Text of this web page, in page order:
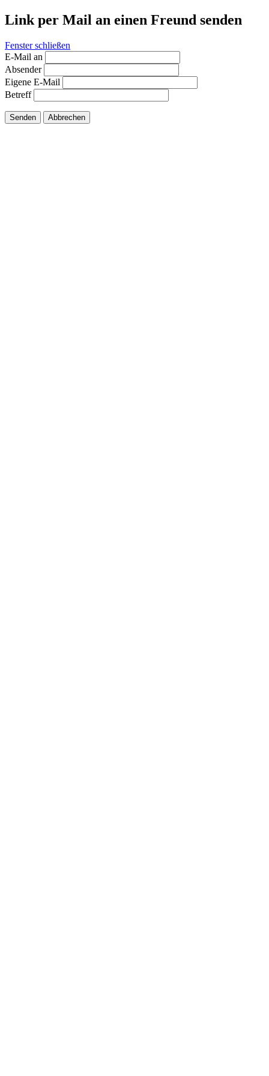
Link per Mail an einen Freund senden
Fenster schließen
E-Mail an
Absender
Eigene E-Mail
Betreff
Senden Abbrechen